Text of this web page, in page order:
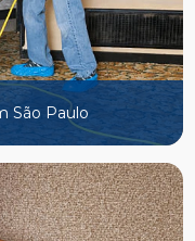
São Paulo